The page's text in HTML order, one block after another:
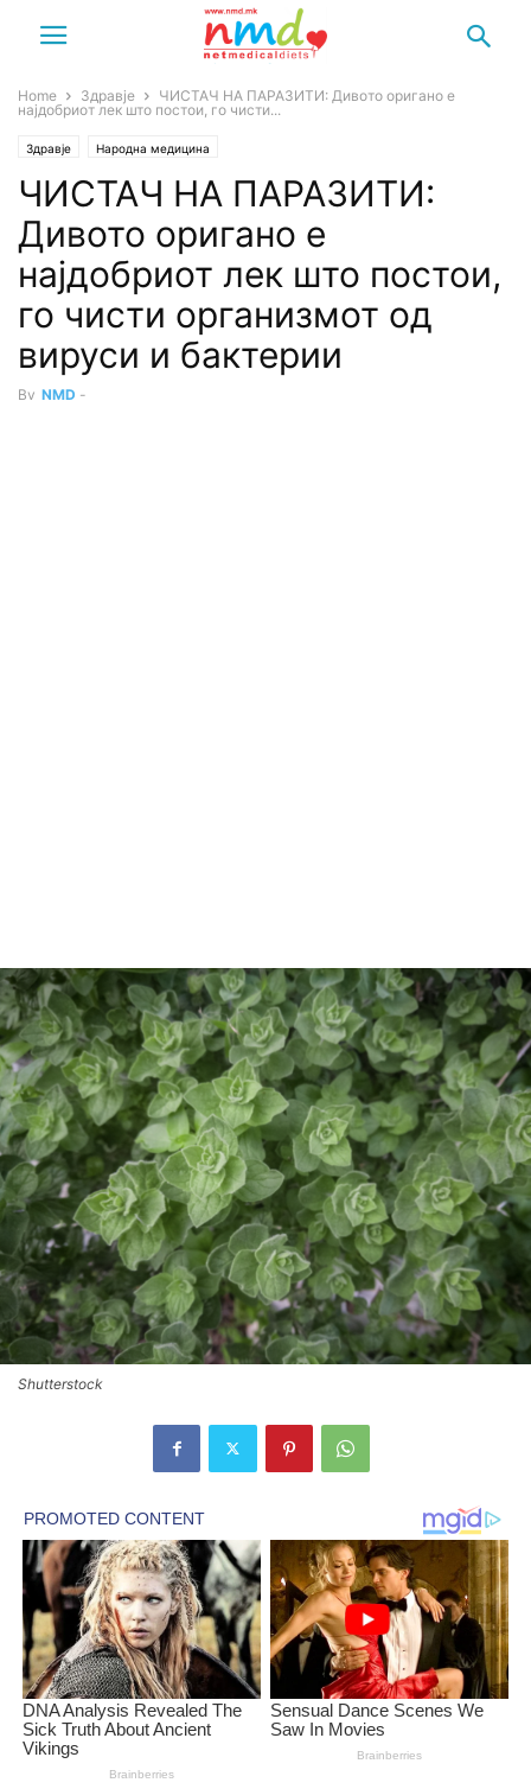
Home Здравје
ЧИСТАЧ НА ПАРАЗИТИ: Дивото оригано е
најдобриот лек што постои, го чисти...
Здравје Народна медицина
ЧИСТАЧ НА ПАРАЗИТИ:
Дивото оригано е
најдобриот лек што постои,
го чисти организмот од
вируси и бактерии
By NMD -
Shutterstock